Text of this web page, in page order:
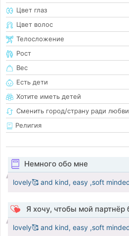
Цвет глаз
Цвет волос
Телосложение
Рост
Вес
Есть дети
Хотите иметь детей
Сменить город/страну ради любви
Религия
Немного обо мне
lovely🥰 and kind, easy ,soft
Я хочу, чтобы мой партнёр
lovely🥰 and kind, easy ,soft